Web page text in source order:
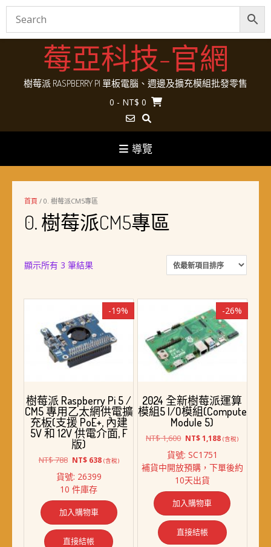
Skip
莓亞科技-官網
樹莓派 RASPBERRY PI 單板電腦、週邊及擴充模組批發零售
0 - NT$ 0
導覽
首頁 / 0. 樹莓派CM5專區
0. 樹莓派CM5專區
顯示所有 3 筆結果依
項
目
排
序
-19%
樹莓派 Raspberry Pi 5 /
CM5 專用乙太網供電擴
充板(支援 PoE+, 內建
5V 和 12V 供電介面, F
版)
NT$788 原
價
格：
NT$ 788。
NT$638目
價
NT$ 638。
(含稅)
貨號: 26399
10 件庫存
加入購物車
直接結帳
-26%
2024 全新樹莓派運算
模組5 I/O模組(Compute
Module 5)
NT$1,600 原
價
格：
NT$ 1,600。
NT$1,188目
格：
(含稅)
貨號: SC1751
補貨中開放預購，下單後約
10天出貨
加入購物車
直接結帳